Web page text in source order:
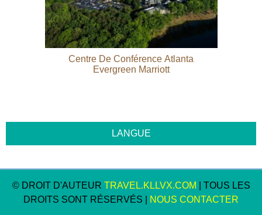
Centre De Conférence Atlanta
Evergreen Marriott
© DROIT D'AUTEUR TRAVEL.KLLVX.COM | TOUS LES
DROITS SONT RÉSERVÉS |
NOUS CONTACTER